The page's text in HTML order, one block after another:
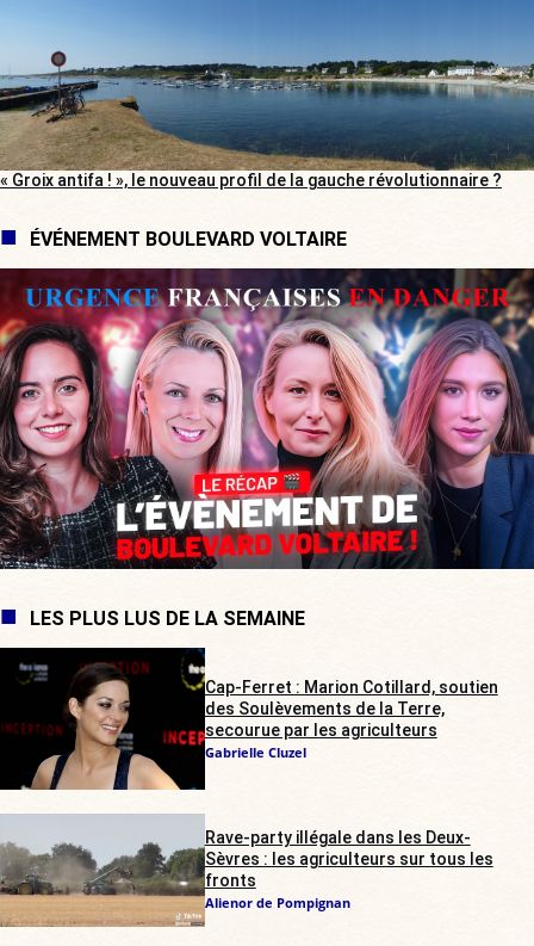
« Groix antifa ! », le nouveau profil de la gauche révolutionnaire ?
ÉVÉNEMENT BOULEVARD VOLTAIRE
LES PLUS LUS DE LA SEMAINE
Cap-Ferret : Marion Cotillard, soutien
des Soulèvements de la Terre,
secourue par les agriculteurs
Gabrielle Cluzel
Rave-party illégale dans les Deux-
Sèvres : les agriculteurs sur tous les
fronts
Alienor de Pompignan